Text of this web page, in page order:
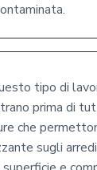
tipo di
prima di
che
sugli